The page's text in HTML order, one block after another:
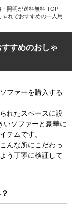
照明が送料無料 TOP
れでおすすめの一人用
すめのおしゃ
ファーを購入する
れたスペースに設
いソファーと豪華に
テムです。
んな所にこだわっ
う丁寧に検証して